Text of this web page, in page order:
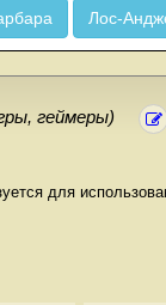
Лос-
геймеры)
для